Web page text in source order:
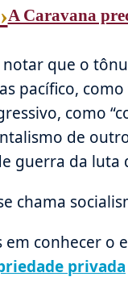
›A Caravana
que o
pacífico,
como
de
guerra da luta
chama
conhecer o
privada